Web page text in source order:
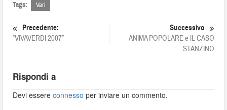
Tags: Vari
Precedente:
“VIVAVERDI 2007”
Successivo
ANIMA POPOLARE e IL CASO
STANZINO
Rispondi a
Devi essereconnesso per inviare un commento.